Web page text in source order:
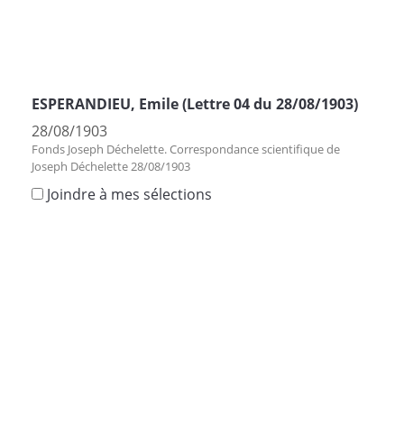
ESPERANDIEU, Emile (Lettre 04 du 28/08/1903)
28/08/1903
Fonds Joseph Déchelette. Correspondance scientifique de
Joseph Déchelette 28/08/1903
Joindre à mes sélections